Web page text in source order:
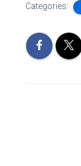
Categories: